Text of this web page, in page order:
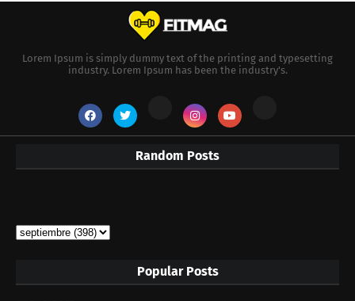
Lorem Ipsum is simply dummy text of the printing and typesetting
industry. Lorem Ipsum has been the industry's.
Random Posts
Popular Posts